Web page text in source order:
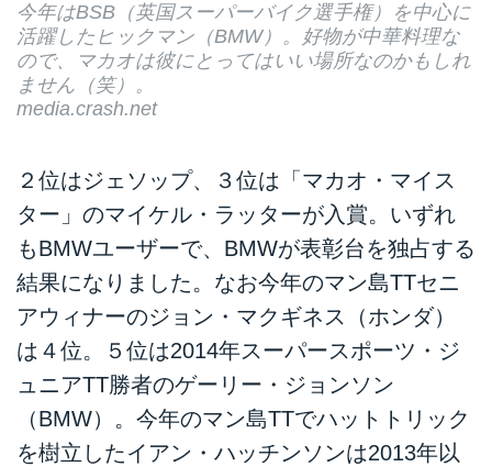
今年はBSB（英国スーパーバイク選手権）を中心に
活躍したヒックマン（BMW）。好物が中華料理な
ので、マカオは彼にとってはいい場所なのかもしれ
ません（笑）。
media.crash.net
２位はジェソップ、３位は「マカオ・マイス
ター」のマイケル・ラッターが入賞。いずれ
もBMWユーザーで、BMWが表彰台を独占する
結果になりました。なお今年のマン島TTセニ
アウィナーのジョン・マクギネス（ホンダ）
は４位。５位は2014年スーパースポーツ・ジ
ュニアTT勝者のゲーリー・ジョンソン
（BMW）。今年のマン島TTでハットトリック
を樹立したイアン・ハッチンソンは2013年以